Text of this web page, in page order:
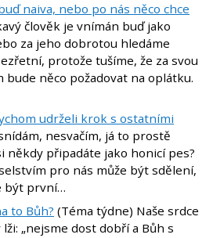
naiva, nebo po nás něco chce
člověk je vnímán buď jako
za jeho dobrotou hledáme
protože tušíme, že za svou
bude něco požadovat na oplátku.
udrželi krok s ostatními
nesvačím, já to prostě
někdy připadáte jako honicí pes?
pro nás může být sdělení,
být první…
to Bůh? (Téma týdne) Naše srdce
„nejsme dost dobří a Bůh s